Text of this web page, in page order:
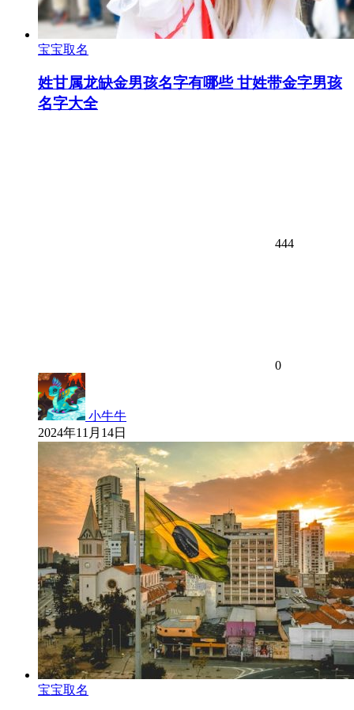
宝宝取名
姓甘属龙缺金男孩名字有哪些 甘姓带金字男孩
名字大全
444
0
小牛牛
2024年11月14日
宝宝取名